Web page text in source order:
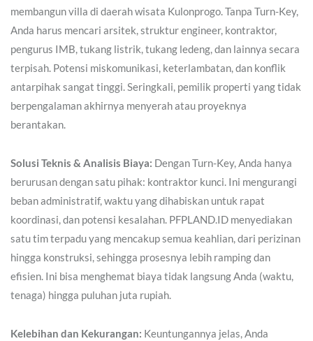
membangun villa di daerah wisata Kulonprogo. Tanpa Turn-Key,
Anda harus mencari arsitek, struktur engineer, kontraktor,
pengurus IMB, tukang listrik, tukang ledeng, dan lainnya secara
terpisah. Potensi miskomunikasi, keterlambatan, dan konflik
antarpihak sangat tinggi. Seringkali, pemilik properti yang tidak
berpengalaman akhirnya menyerah atau proyeknya
berantakan.
Solusi Teknis & Analisis Biaya: Dengan Turn-Key, Anda hanya
berurusan dengan satu pihak: kontraktor kunci. Ini mengurangi
beban administratif, waktu yang dihabiskan untuk rapat
koordinasi, dan potensi kesalahan. PFPLAND.ID menyediakan
satu tim terpadu yang mencakup semua keahlian, dari perizinan
hingga konstruksi, sehingga prosesnya lebih ramping dan
efisien. Ini bisa menghemat biaya tidak langsung Anda (waktu,
tenaga) hingga puluhan juta rupiah.
Kelebihan dan Kekurangan: Keuntungannya jelas, Anda